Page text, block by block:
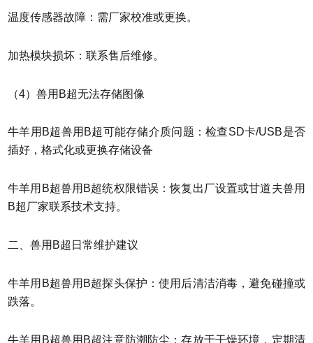
温度传感器故障：需厂家校准或更换。
加热模块损坏：联系售后维修。
（4）兽用B超无法存储图像
牛羊用B超兽用B超可能存储介质问题：检查SD卡/USB是否
插好，格式化或更换存储设备
牛羊用B超兽用B超统权限错误：恢复出厂设置或甘道夫兽用
B超厂家联系技术支持。
二、兽用B超日常维护建议
牛羊用B超兽用B超探头保护：使用后清洁消毒，避免碰撞或
跌落。
牛羊用B超兽用B超注意防潮防尘：存放于干燥环境，定期清